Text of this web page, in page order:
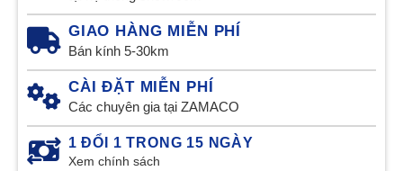
GIAO HÀNG MIỄN PHÍ
Bán kính 5-30km
CÀI ĐẶT MIỄN PHÍ
Các chuyên gia tại ZAMACO
1 ĐỔI 1 TRONG 15 NGÀY
Xem chính sách